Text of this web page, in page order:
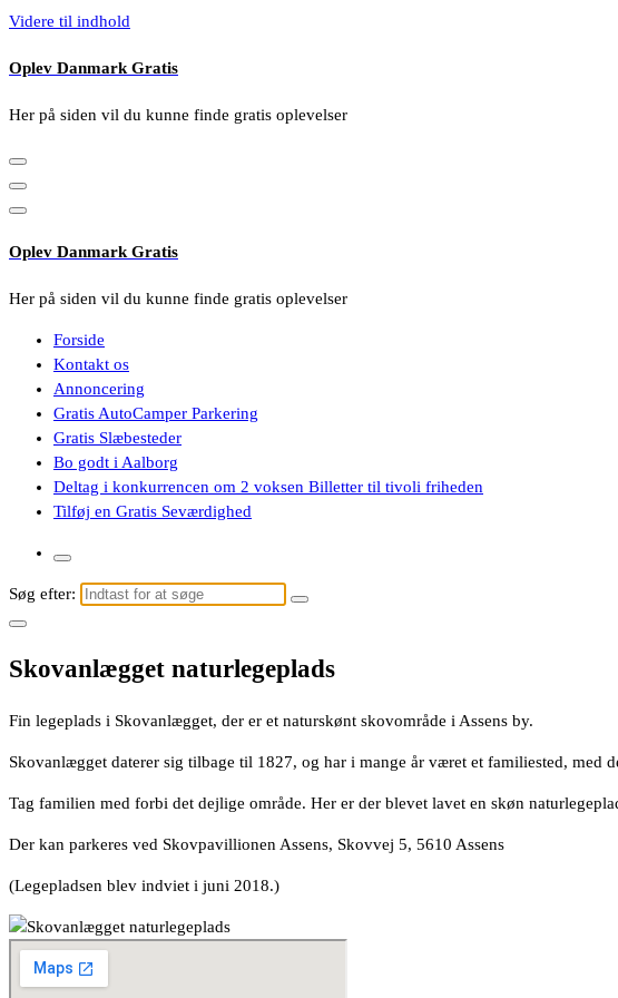
Videre til indhold
Oplev Danmark Gratis
Her på siden vil du kunne finde gratis oplevelser
Oplev Danmark Gratis
Her på siden vil du kunne finde gratis oplevelser
Forside
Kontakt os
Annoncering
Gratis AutoCamper Parkering
Gratis Slæbesteder
Bo godt i Aalborg
Deltag i konkurrencen om 2 voksen Billetter til tivoli friheden
Tilføj en Gratis Seværdighed
Søg efter:
Skovanlægget naturlegeplads
Fin legeplads i Skovanlægget, der er et naturskønt skovområde i Assens by.
Skovanlægget daterer sig tilbage til 1827, og har i mange år været et familiested,
Tag familien med forbi det dejlige område. Her er der blevet lavet en skøn
Der kan parkeres ved Skovpavillionen Assens, Skovvej 5, 5610 Assens
(Legepladsen blev indviet i juni 2018.)